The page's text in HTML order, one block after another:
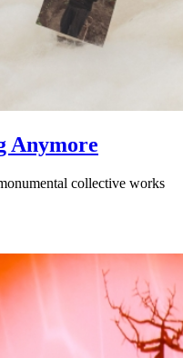
Anymore
collective works